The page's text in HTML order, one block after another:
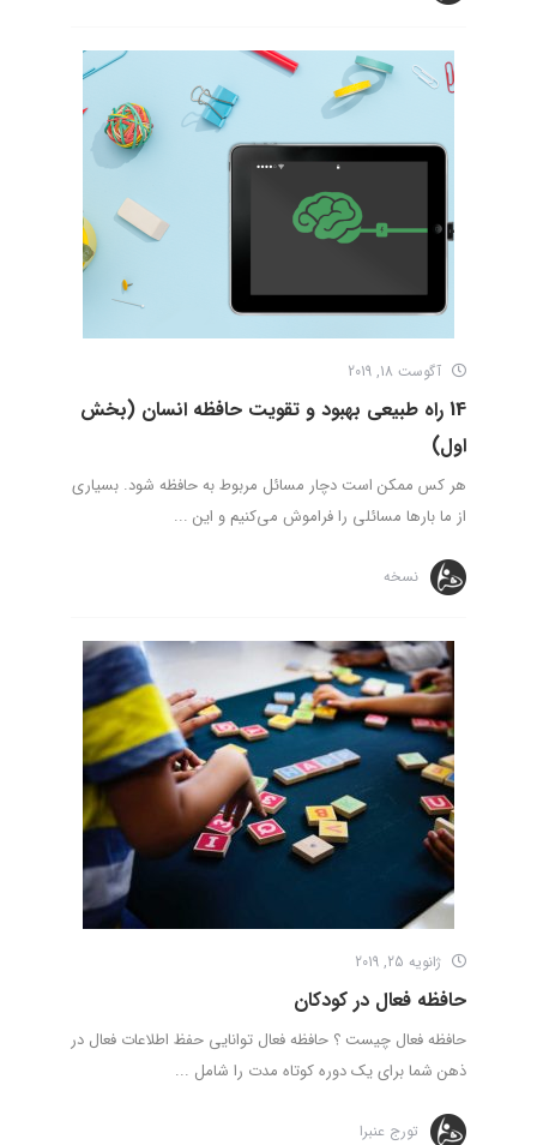
آگوست 18, 2019
14 راه طبیعی بهبود و تقویت حافظه انسان (بخش
اول)
هر کس ممکن است دچار مسائل مربوط به حافظه شود. بسیاری
از ما بارها مسائلی را فراموش می‌کنیم و این ...
نسخه
ژانویه 25, 2019
حافظه فعال در کودکان
حافظه فعال چیست ؟ حافظه فعال توانایی حفظ اطلاعات فعال در
ذهن شما برای یک دوره کوتاه مدت را شامل ...
تورج عنبرا